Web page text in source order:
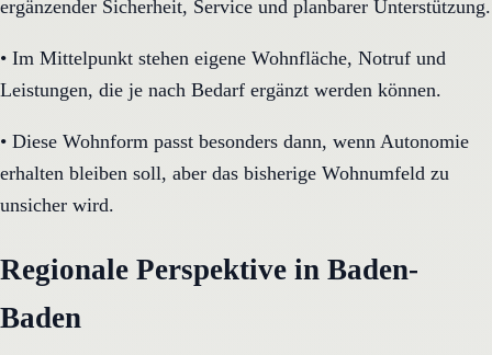
ergänzender Sicherheit, Service und planbarer Unterstützung.
• Im Mittelpunkt stehen eigene Wohnfläche, Notruf und
Leistungen, die je nach Bedarf ergänzt werden können.
• Diese Wohnform passt besonders dann, wenn Autonomie
erhalten bleiben soll, aber das bisherige Wohnumfeld zu
unsicher wird.
Regionale Perspektive in Baden-
Baden